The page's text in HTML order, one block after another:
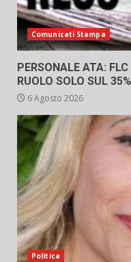
Comunicati Stampa
PERSONALE ATA:
RUOLO SOLO SUL
6 Agosto 2026
Politica